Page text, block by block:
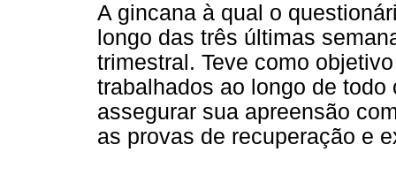
A gincana à qual o
longo das três últimas
trimestral. Teve como
trabalhados ao longo de
assegurar sua apreensão
as provas de recuperação e